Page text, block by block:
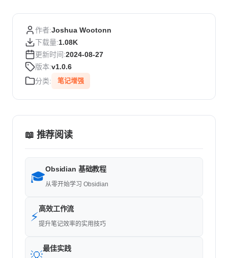
作者:Joshua Wootonn
下载量:1.08K
更新时间:2024-08-27
版本:v1.0.6
分类:
笔记增强
📖 推荐阅读
🎓
Obsidian 基础教程
从零开始学习 Obsidian
⚡
高效工作流
提升笔记效率的实用技巧
最佳实践